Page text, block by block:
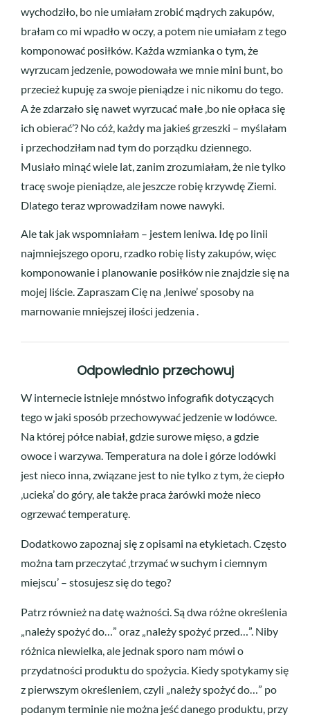
wychodziło, bo nie umiałam zrobić mądrych zakupów,
brałam co mi wpadło w oczy, a potem nie umiałam z tego
komponować posiłków. Każda wzmianka o tym, że
wyrzucam jedzenie, powodowała we mnie mini bunt, bo
przecież kupuję za swoje pieniądze i nic nikomu do tego.
A że zdarzało się nawet wyrzucać małe ‚bo nie opłaca się
ich obierać’? No cóż, każdy ma jakieś grzeszki – myślałam
i przechodziłam nad tym do porządku dziennego.
Musiało minąć wiele lat, zanim zrozumiałam, że nie tylko
tracę swoje pieniądze, ale jeszcze robię krzywdę Ziemi.
Dlatego teraz wprowadziłam nowe nawyki.
Ale tak jak wspomniałam – jestem leniwa. Idę po linii
najmniejszego oporu, rzadko robię listy zakupów, więc
komponowanie i planowanie posiłków nie znajdzie się na
mojej liście. Zapraszam Cię na ‚leniwe’ sposoby na
marnowanie mniejszej ilości jedzenia .
Odpowiednio przechowuj
W internecie istnieje mnóstwo infografik dotyczących
tego w jaki sposób przechowywać jedzenie w lodówce.
Na której półce nabiał, gdzie surowe mięso, a gdzie
owoce i warzywa. Temperatura na dole i górze lodówki
jest nieco inna, związane jest to nie tylko z tym, że ciepło
‚ucieka’ do góry, ale także praca żarówki może nieco
ogrzewać temperaturę.
Dodatkowo zapoznaj się z opisami na etykietach. Często
można tam przeczytać ‚trzymać w suchym i ciemnym
miejscu’ – stosujesz się do tego?
Patrz również na datę ważności. Są dwa różne określenia
„należy spożyć do…” oraz „należy spożyć przed…”. Niby
różnica niewielka, ale jednak sporo nam mówi o
przydatności produktu do spożycia. Kiedy spotykamy się
z pierwszym określeniem, czyli „należy spożyć do…” po
podanym terminie nie można jeść danego produktu, przy